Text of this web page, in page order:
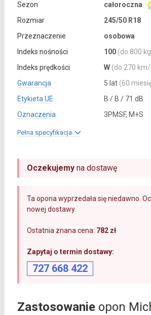
Sezon
całoroczna
Rozmiar
245/50 R18
Przeznaczenie
osobowa
Indeks nośności
100 (do 800
Indeks prędkości
W (do 270
Gwarancja
5 lat (60
Etykieta UE
B / B / 71 dB
Oznaczenia
3PMSF, M+S
Pełna specyfikacja
Oczekujemyna dostawę
Ta opona wyprzedała się niedawno.
nowej dostawy.
Ostatnia znana cena: 782 zł
Zapytaj o termin dostawy:
727 668 422
Zastosowanieopon